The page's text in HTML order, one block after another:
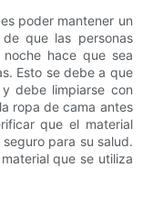
poder mantener un
que las personas
hace que sea
Esto se debe a que
debe limpiarse con
ropa de cama antes
que el material
para su salud.
que se utiliza